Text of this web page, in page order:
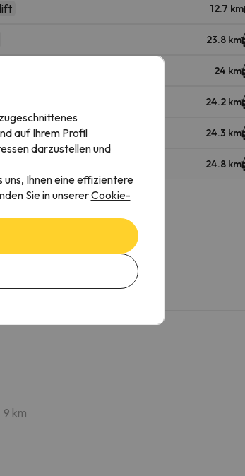
12.7 km
23.8 km
24 km
24.2 km
24.3 km
24.8 km
9 km
auf Ihrem Profil
darzustellen und
Ihnen eine effizientere
Sie in unsererCookie-